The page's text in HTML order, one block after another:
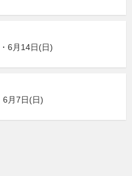
6月14日(日)
6月7日(日)